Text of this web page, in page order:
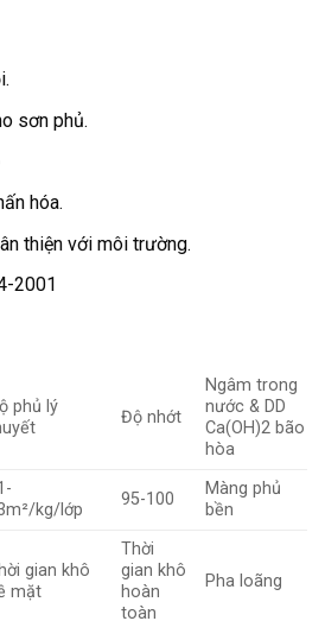
sơn phủ.
hóa.
thiện với môi trường.
2001
phủ lý
Độ nhớt
Ngâm trong
nước & DD
Ca(OH)2 bão
hòa
kg/lớp
95-100
Màng phủ
bền
gian khô
mặt
Thời
gian khô
hoàn
toàn
Pha loãng